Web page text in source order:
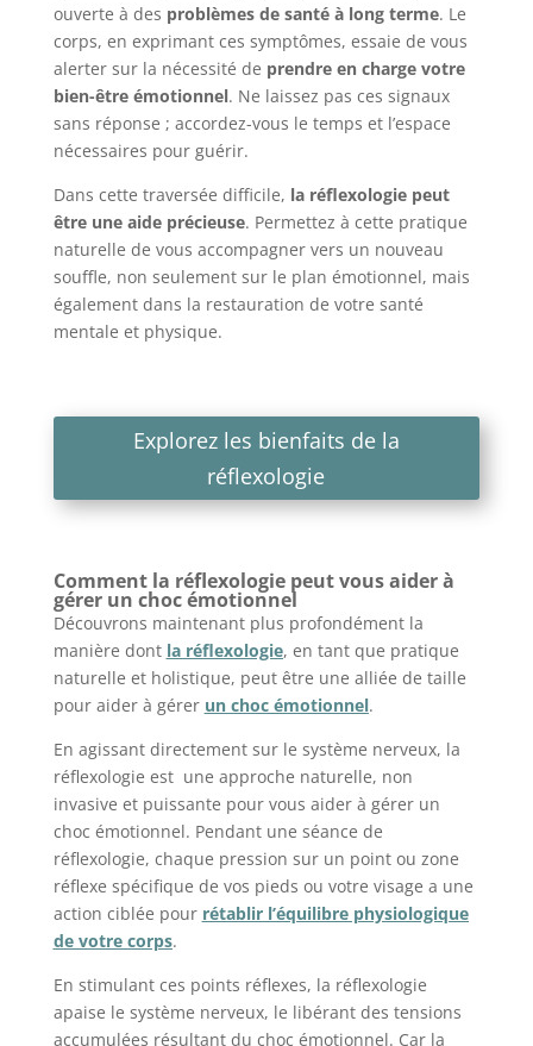
ouverte à des problèmes de santé à long terme. Le
corps, en exprimant ces symptômes, essaie de vous
alerter sur la nécessité de prendre en charge votre
bien-être émotionnel. Ne laissez pas ces signaux
sans réponse ; accordez-vous le temps et l’espace
nécessaires pour guérir.
Dans cette traversée difficile, la réflexologie peut
être une aide précieuse. Permettez à cette pratique
naturelle de vous accompagner vers un nouveau
souffle, non seulement sur le plan émotionnel, mais
également dans la restauration de votre santé
mentale et physique.
Explorez les bienfaits de la
réflexologie
Comment la réflexologie peut vous aider à
gérer un choc émotionnel
Découvrons maintenant plus profondément la
manière dont la réflexologie, en tant que pratique
naturelle et holistique, peut être une alliée de taille
pour aider à gérer un choc émotionnel.
En agissant directement sur le système nerveux, la
réflexologie est une approche naturelle, non
invasive et puissante pour vous aider à gérer un
choc émotionnel. Pendant une séance de
réflexologie, chaque pression sur un point ou zone
réflexe spécifique de vos pieds ou votre visage a une
action ciblée pour rétablir l’équilibre physiologique
de votre corps.
En stimulant ces points réflexes, la réflexologie
apaise le système nerveux, le libérant des tensions
accumulées résultant du choc émotionnel. Car la